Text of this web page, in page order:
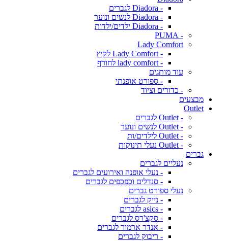
- Diadora לגברים
- Diadora לנשים ונוער
- Diadora ילדים/ילדות
- PUMA
Lady Comfort
- Lady Comfort לקיץ
- lady comfort לחורף
עוד מותגים
- ספורט אופנתי
- כדורים וציוד
מבצעים
Outlet
- Outlet לגברים
- Outlet לנשים ונוער
- Outlet לילדים/ות
- Outlet נעלי תינוקות
גברים
נעליים לגברים
- נעלי אופנה ואירועים לגברים
- סנדלים וכפכפים לגברים
נעלי ספורט גברים
- נייק לגברים
- asics לגברים
- סקצ'רס לגברים
- אנדר ארמור לגברים
- ריבוק לגברים